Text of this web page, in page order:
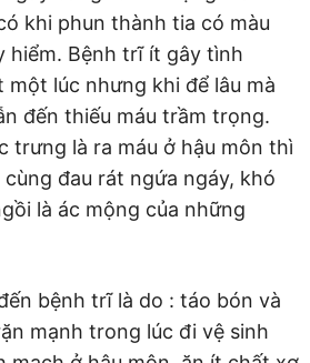
khi phun thành tia có màu
hiểm. Bệnh trĩ ít gây tình
lúc nhưng khi để lâu mà
đến thiếu máu trầm trọng.
trưng là ra máu ở hậu môn thì
đau rát ngứa ngáy, khó
là ác mộng của những
bệnh trĩ là do : táo bón và
mạnh trong lúc đi vệ sinh